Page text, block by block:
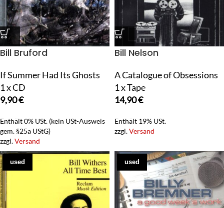
Bill Bruford
If Summer Had Its Ghosts
1 x CD
9,90€
Enthält 0% USt. (kein USt-Ausweis
gem. §25a UStG)
zzgl.Versand
Bill Nelson
A Catalogue of Obsessions
1 x Tape
14,90€
Enthält 19% USt.
zzgl.Versand
used used